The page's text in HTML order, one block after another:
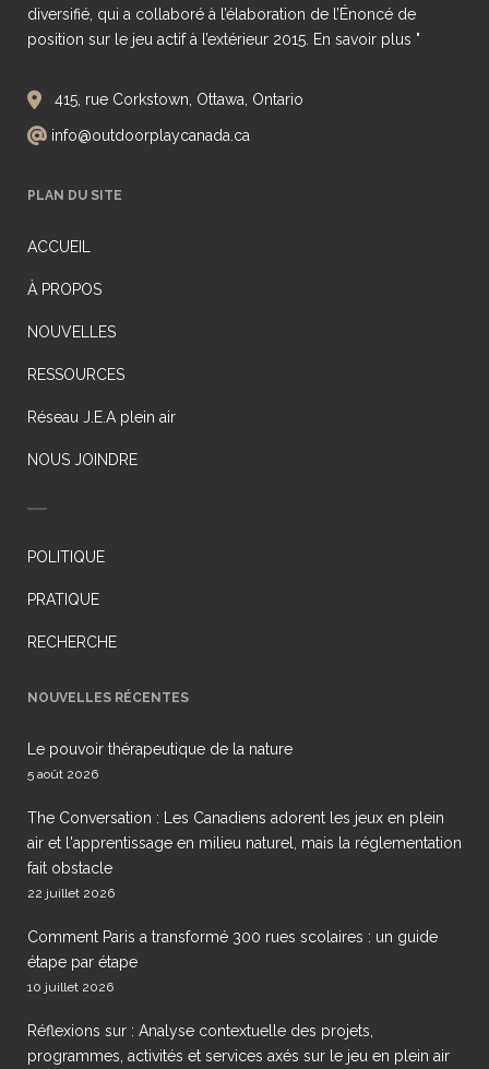
diversifié, qui a collaboré à l’élaboration de l’Énoncé de
position sur le jeu actif à l’extérieur 2015. En savoir plus "
415, rue Corkstown, Ottawa, Ontario
info@outdoorplaycanada.ca
PLAN DU SITE
ACCUEIL
À PROPOS
NOUVELLES
RESSOURCES
Réseau J.E.A plein air
NOUS JOINDRE
POLITIQUE
PRATIQUE
RECHERCHE
NOUVELLES RÉCENTES
Le pouvoir thérapeutique de la nature
5 août 2026
The Conversation : Les Canadiens adorent les jeux en plein
air et l'apprentissage en milieu naturel, mais la réglementation
fait obstacle
22 juillet 2026
Comment Paris a transformé 300 rues scolaires : un guide
étape par étape
10 juillet 2026
Réflexions sur : Analyse contextuelle des projets,
programmes, activités et services axés sur le jeu en plein air